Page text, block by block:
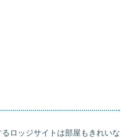
ロッジサイトは部屋もきれいな